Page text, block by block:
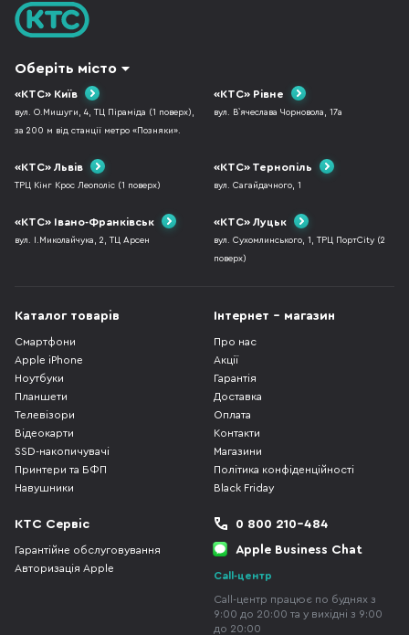
Оберіть місто
«КТС» Київ
вул. О.Мишуги, 4, ТЦ Піраміда (1 поверх),
за 200 м від станції метро «Позняки».
«КТС» Рівне
вул. В`ячеслава Чорновола, 17а
«КТС» Львів
ТРЦ Кінг Крос Леополіс (1 поверх)
«КТС» Тернопіль
вул. Сагайдачного, 1
«КТС» Івано-Франківськ
вул. І.Миколайчука, 2, ТЦ Арсен
«КТС» Луцьк
вул. Сухомлинського, 1, ТРЦ ПортCity (2
поверх)
Каталог товарів
Смартфони
Apple iPhone
Ноутбуки
Планшети
Телевізори
Відеокарти
SSD-накопичувачі
Принтери та БФП
Навушники
Інтернет - магазин
Про нас
Акції
Гарантія
Доставка
Оплата
Контакти
Магазини
Політика конфіденційності
Black Friday
КТС Сервіс
Гарантійне обслуговування
Авторизація Apple
0 800 210-484
Apple Business Chat
Call-центр
Call-центр працює по буднях з
9:00 до 20:00 та у вихідні з 9:00
до 20:00